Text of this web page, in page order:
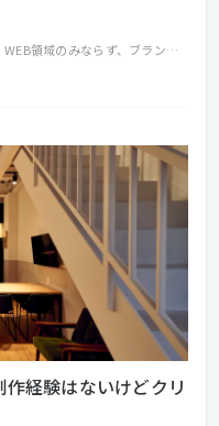
クライアントと並走しながら課題を発見し、WEB領域のみならず、ブランディング、メディアプランニング、動画制作、開発コンサルティング、交通広告など、手段を問わず課題解決につながる企画提案～プロジェクトマネジメントを行っていただきます。 当社の事業拡大に向け、WEBだけに留まらず周辺領域を拡大し新たな価値を創出していただけることを期待しています。 【具体的には】 ・クライアントと並走した課題発見（課題ヒアリング） ・課題解決に向けた企画戦略、提案 ・プロジェクトメンバーのアサイン ・顧客折衝 ・企画から納品まで、一連のプロジェクトマネジメント ・予算管理 など ★案件事例 ・企業のサービスを体感する施設の体験設計やコンテンツの開発 ・CI、VI開発、ブランドコミュニケーション戦略立案などのブランディング施策 ・テクノロジーを活用した展示やインスタレーション企画提案
作経験はないけどクリ